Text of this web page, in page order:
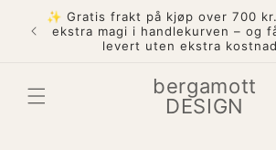
videre til
innholdet
✨ Gratis frakt på kjøp over 700 kr.
ekstra magi i handlekurven – og få
levert uten ekstra kostnad
bergamott
DESIGN